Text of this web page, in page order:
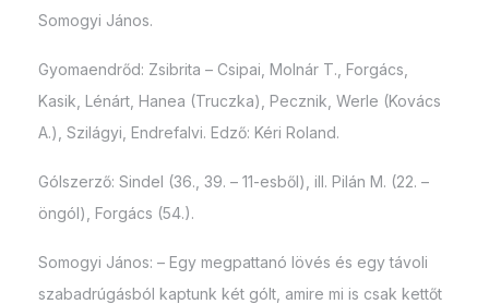
Somogyi János.
Gyomaendrőd: Zsibrita – Csipai, Molnár T., Forgács,
Kasik, Lénárt, Hanea (Truczka), Pecznik, Werle (Kovács
A.), Szilágyi, Endrefalvi. Edző: Kéri Roland.
Gólszerző: Sindel (36., 39. – 11-esből), ill. Pilán M. (22. –
öngól), Forgács (54.).
Somogyi János: – Egy megpattanó lövés és egy távoli
szabadrúgásból kaptunk két gólt, amire mi is csak kettőt